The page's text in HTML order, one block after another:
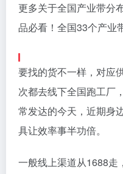
更多关于全国产业带分
品必看！全国33个产业
要找的货不一样，对应
次都去线下全国跑工厂
常发达的今天，近期身
具让效率事半功倍。
一般线上渠道从1688走